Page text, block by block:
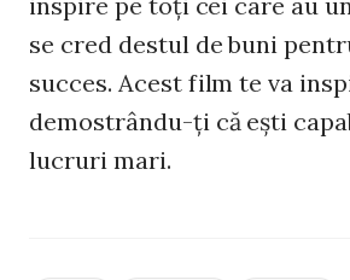
se cred destul de buni
succes. Acest film te va
demostrându-ţi că eşti
lucruri mari.